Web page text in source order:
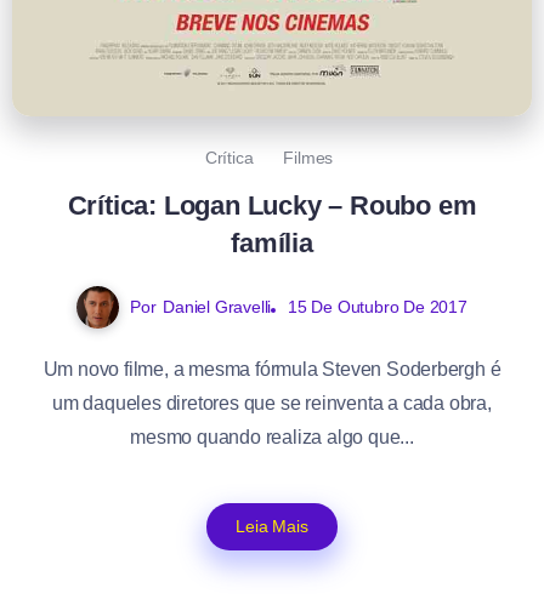
Crítica Filmes
Crítica: Logan Lucky – Roubo em
família
Por Daniel Gravelli 15 De Outubro De 2017
Um novo filme, a mesma fórmula Steven Soderbergh é
um daqueles diretores que se reinventa a cada obra,
mesmo quando realiza algo que...
Leia Mais